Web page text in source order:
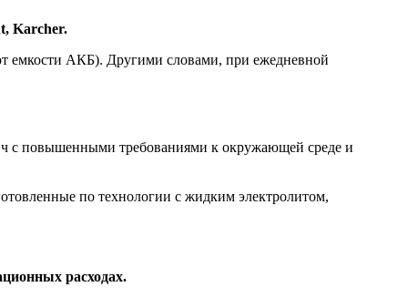
Karcher.
емкости АКБ). Другими словами, при ежедневной
с повышенными требованиями к окружающей среде и
по технологии с жидким электролитом,
расходах.